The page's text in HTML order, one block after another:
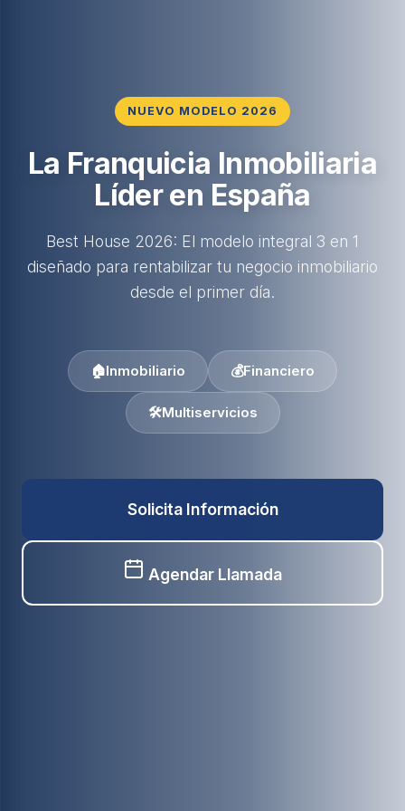
NUEVO MODELO 2026
La Franquicia Inmobiliaria
Líder en España
Best House 2026: El modelo integral 3 en 1
diseñado para rentabilizar tu negocio inmobiliario
desde el primer día.
🏠Inmobiliario 💰Financiero
🛠️Multiservicios
Solicita Información
Agendar Llamada